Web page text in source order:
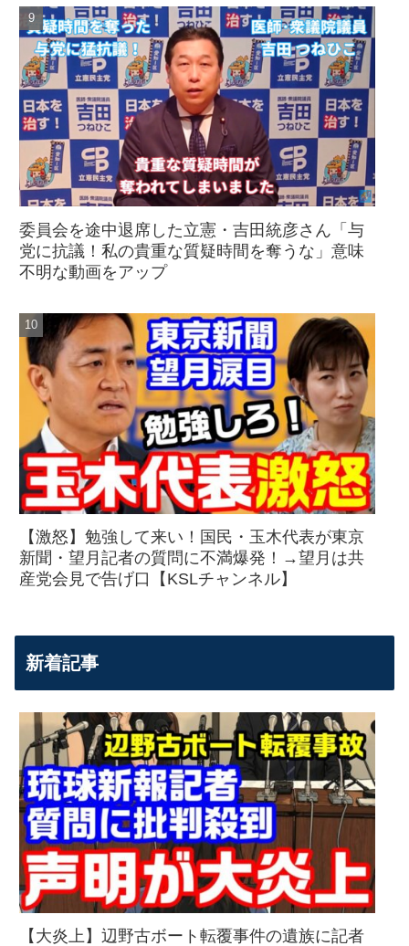
委員会を途中退席した立憲・吉田統彦さん「与
党に抗議！私の貴重な質疑時間を奪うな」意味
不明な動画をアップ
【激怒】勉強して来い！国民・玉木代表が東京
新聞・望月記者の質問に不満爆発！→望月は共
産党会見で告げ口【KSLチャンネル】
新着記事
【大炎上】辺野古ボート転覆事件の遺族に記者